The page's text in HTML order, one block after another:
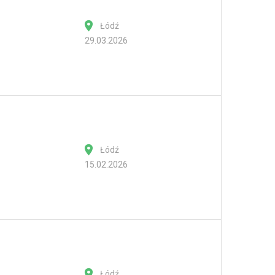
Łódź
29.03.2026
Łódź
15.02.2026